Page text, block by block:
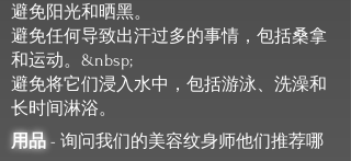
避免阳光和晒黑。
避免任何导致出汗过多的事情，包括桑拿
和运动。&nbsp;
避免将它们浸入水中，包括游泳、洗澡和
长时间淋浴。
用品 - 询问我们的美容纹身师他们推荐哪